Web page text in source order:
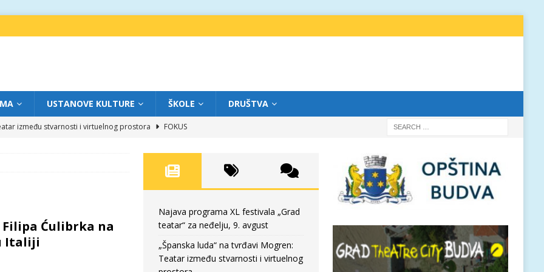
USTANOVE KULTURE ŠKOLE DRUŠTVA
između stvarnosti i virtuelnog prostora
FOKUS
kao traganje za onim što ne možemo do kraja da dokučimo
za neđelju, 9. avgust FOKUS
Ćulibrka na
Italiji
Najava programa XL festivala „Grad
teatar“ za neđelju, 9. avgust
„Španska luda“ na tvrđavi Mogren:
Teatar između stvarnosti i virtuelnog